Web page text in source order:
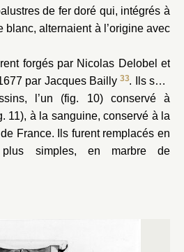
de fer doré qui, intégrés à
blanc, alternaient à l’origine avec
forgés par Nicolas Delobel et
par Jacques Bailly 33. Ils sont
l’un (fig. 10) conservé à
11), à la sanguine, conservé à la
France. Ils furent remplacés en
plus simples, en marbre de